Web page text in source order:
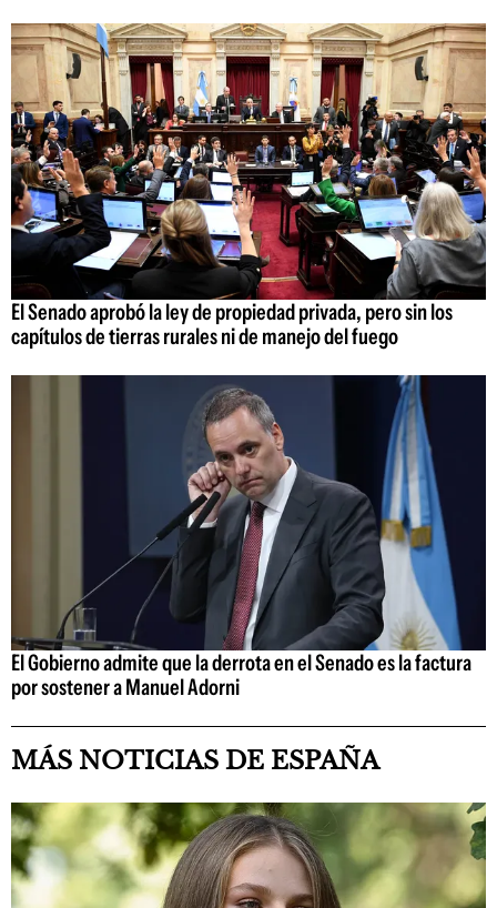
El Senado aprobó la ley de propiedad privada, pero sin los
capítulos de tierras rurales ni de manejo del fuego
El Gobierno admite que la derrota en el Senado es la factura
por sostener a Manuel Adorni
MÁS NOTICIAS DE ESPAÑA